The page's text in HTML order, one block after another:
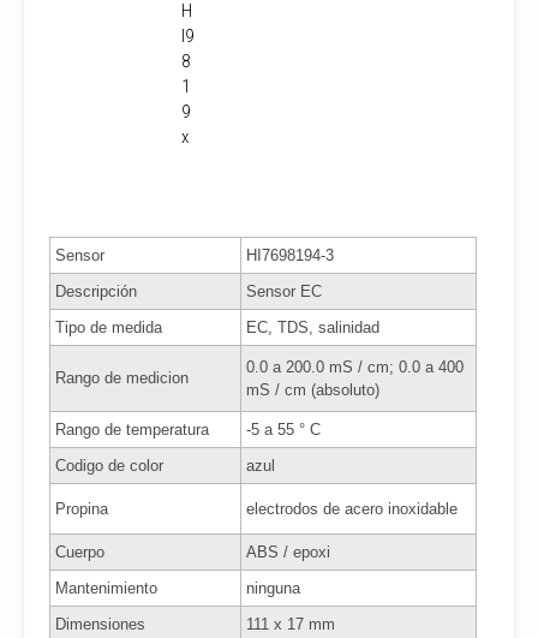
H
I9
8
1
9
x
Sensor
HI7698194-3
Descripción
Sensor EC
Tipo de medida
EC, TDS, salinidad
Rango de medicion
0.0 a 200.0 mS / cm; 0.0 a 400
mS / cm (absoluto)
Rango de temperatura
-5 a 55 ° C
Codigo de color
azul
Propina electrodos de acero inoxidable
Cuerpo
ABS / epoxi
Mantenimiento
ninguna
Dimensiones
111 x 17 mm